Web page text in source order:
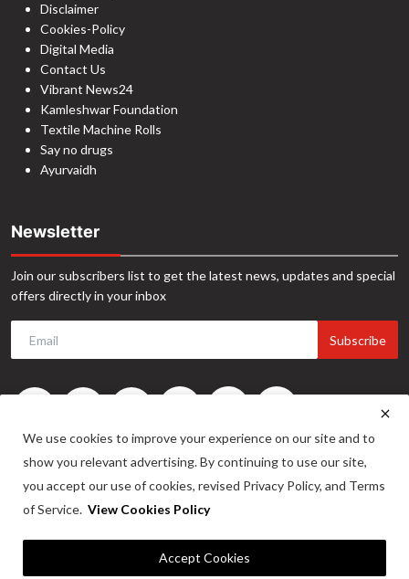
Disclaimer
Cookies-Policy
Digital Media
Contact Us
Vibrant News24
Kamleshwar Foundation
Textile Machine Rolls
Say no drugs
Ayurvaidh
Newsletter
Join our subscribers list to get the latest news, updates and special
offers directly in your inbox
Subscribe
©2024. INA News. All Rights Reserved. Website Developed by -
We use cookies to improve your experience on our site and to
show you relevant advertising. By continuing to use our site,
you accept our use of cookies, revised Privacy Policy, and Terms
of Service. View Cookies Policy
Accept Cookies